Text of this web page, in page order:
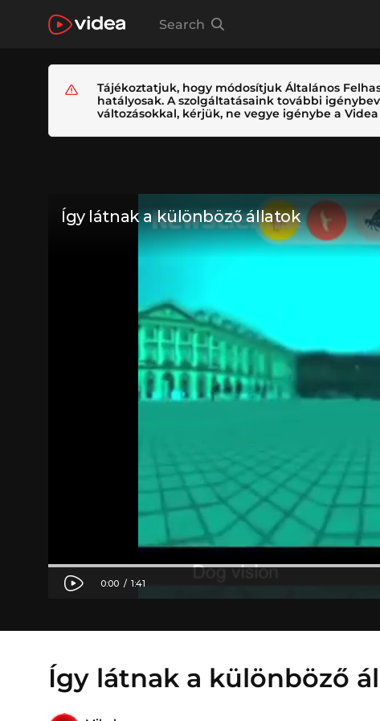
Search
Tájékoztatjuk, hogy módosítjuk Általános
hatályosak. A szolgáltatásaink további
változásokkal, kérjük, ne vegye igénybe a
Így látnak a különböző